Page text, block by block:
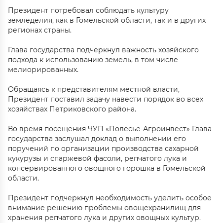
Президент потребовал соблюдать культуру
земледелия, как в Гомельской области, так и в других
регионах страны.
Глава государства подчеркнул важность хозяйского
подхода к использованию земель, в том числе
мелиорированных.
Обращаясь к представителям местной власти,
Президент поставил задачу навести порядок во всех
хозяйствах Петриковского района.
Во время посещения ЧУП «Полесье-Агроинвест» Глава
государства заслушал доклад о выполнении его
поручений по организации производства сахарной
кукурузы и спаржевой фасоли, репчатого лука и
консервированного овощного горошка в Гомельской
области.
Президент подчеркнул необходимость уделить особое
внимание решению проблемы овощехранилищ для
хранения репчатого лука и других овощных культур.